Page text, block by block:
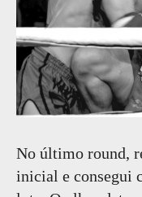
No último round,
inicial e consegui